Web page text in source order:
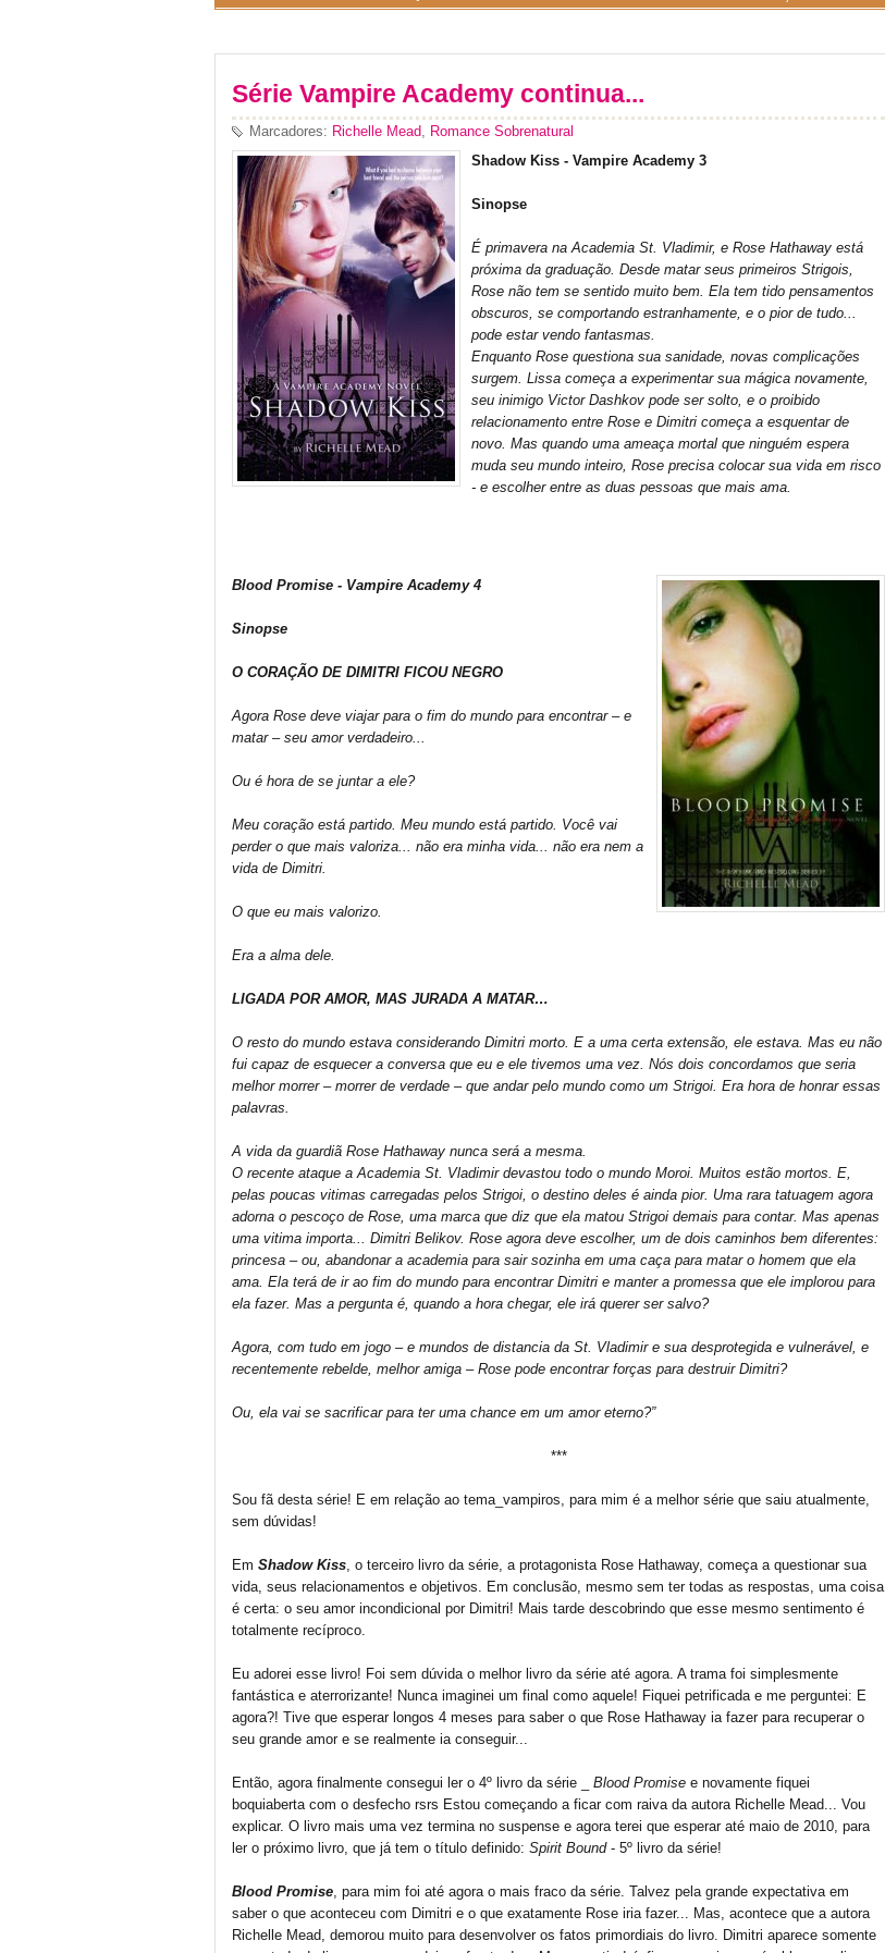
Série Vampire Academy continua...
Marcadores: Richelle Mead
Romance Sobrenatural
Shadow Kiss - Vampire Academy 3
Sinopse
É primavera na Academia St. Vladimir, e Rose Hathaway está
próxima da graduação. Desde matar seus primeiros Strigois,
Rose não tem se sentido muito bem. Ela tem tido pensamentos
obscuros, se comportando estranhamente, e o pior de tudo...
pode estar vendo fantasmas.
Enquanto Rose questiona sua sanidade, novas complicações
surgem. Lissa começa a experimentar sua mágica novamente,
seu inimigo Victor Dashkov pode ser solto, e o proibido
relacionamento entre Rose e Dimitri começa a esquentar de
novo. Mas quando uma ameaça mortal que ninguém espera
muda seu mundo inteiro, Rose precisa colocar sua vida em risco
- e escolher entre as duas pessoas que mais ama.
Blood Promise - Vampire Academy 4
Sinopse
O CORAÇÃO DE DIMITRI FICOU NEGRO
Agora Rose deve viajar para o fim do mundo para encontrar – e
matar – seu amor verdadeiro...
Ou é hora de se juntar a ele?
Meu coração está partido. Meu mundo está partido. Você vai
perder o que mais valoriza... não era minha vida... não era nem a
vida de Dimitri.
O que eu mais valorizo.
Era a alma dele.
LIGADA POR AMOR, MAS JURADA A MATAR…
O resto do mundo estava considerando Dimitri morto. E a uma certa extensão, ele estava. Mas eu não
fui capaz de esquecer a conversa que eu e ele tivemos uma vez. Nós dois concordamos que seria
melhor morrer – morrer de verdade – que andar pelo mundo como um Strigoi. Era hora de honrar essas
palavras.
A vida da guardiã Rose Hathaway nunca será a mesma.
O recente ataque a Academia St. Vladimir devastou todo o mundo Moroi. Muitos estão mortos. E,
pelas poucas vitimas carregadas pelos Strigoi, o destino deles é ainda pior. Uma rara tatuagem agora
adorna o pescoço de Rose, uma marca que diz que ela matou Strigoi demais para contar. Mas apenas
uma vitima importa... Dimitri Belikov. Rose agora deve escolher, um de dois caminhos bem diferentes:
princesa – ou, abandonar a academia para sair sozinha em uma caça para matar o homem que ela
ama. Ela terá de ir ao fim do mundo para encontrar Dimitri e manter a promessa que ele implorou para
ela fazer. Mas a pergunta é, quando a hora chegar, ele irá querer ser salvo?
Agora, com tudo em jogo – e mundos de distancia da St. Vladimir e sua desprotegida e vulnerável, e
recentemente rebelde, melhor amiga – Rose pode encontrar forças para destruir Dimitri?
Ou, ela vai se sacrificar para ter uma chance em um amor eterno?”
***
Sou fã desta série! E em relação ao tema_vampiros, para mim é a melhor série que saiu atualmente,
sem dúvidas!
Em Shadow Kiss , o terceiro livro da série, a protagonista Rose Hathaway, começa a questionar sua
vida, seus relacionamentos e objetivos. Em conclusão, mesmo sem ter todas as respostas, uma coisa
é certa: o seu amor incondicional por Dimitri! Mais tarde descobrindo que esse mesmo sentimento é
totalmente recíproco.
Eu adorei esse livro! Foi sem dúvida o melhor livro da série até agora. A trama foi simplesmente
fantástica e aterrorizante! Nunca imaginei um final como aquele! Fiquei petrificada e me perguntei: E
agora?! Tive que esperar longos 4 meses para saber o que Rose Hathaway ia fazer para recuperar o
seu grande amor e se realmente ia conseguir...
Então, agora finalmente consegui ler o 4º livro da série _ Blood Promise e novamente fiquei
boquiaberta com o desfecho rsrs Estou começando a ficar com raiva da autora Richelle Mead... Vou
explicar. O livro mais uma vez termina no suspense e agora terei que esperar até maio de 2010, para
ler o próximo livro, que já tem o título definido: Spirit Bound- 5º livro da série!
Blood Promise , para mim foi até agora o mais fraco da série. Talvez pela grande expectativa em
saber o que aconteceu com Dimitri e o que exatamente Rose iria fazer... Mas, acontece que a autora
Richelle Mead, demorou muito para desenvolver os fatos primordiais do livro. Dimitri aparece somente